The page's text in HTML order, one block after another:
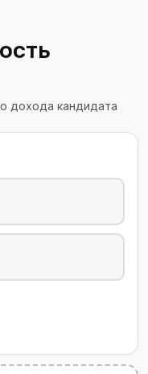
дохода кандидата